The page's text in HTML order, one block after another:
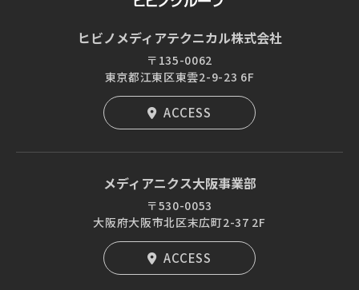
ヒビノメディアテクニカル株式会社
〒135-0062
東京都江東区東雲2-9-23 6F
ACCESS
メディアニクス大阪事業部
〒530-0053
大阪府大阪市北区末広町2-37 2F
ACCESS